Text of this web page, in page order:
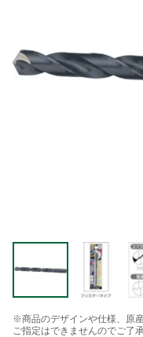
※商品のデザインや仕様、原
ご指定はできませんのでご了